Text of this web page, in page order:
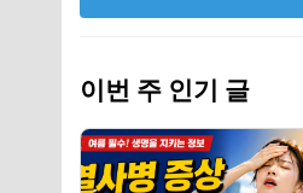
이번 주 인기 글